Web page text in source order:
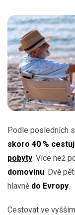
Podle posledních
skoro 40 %
pobyty. Více než
domovinu. Dvě
hlavně do Evropy.
Cestovat ve